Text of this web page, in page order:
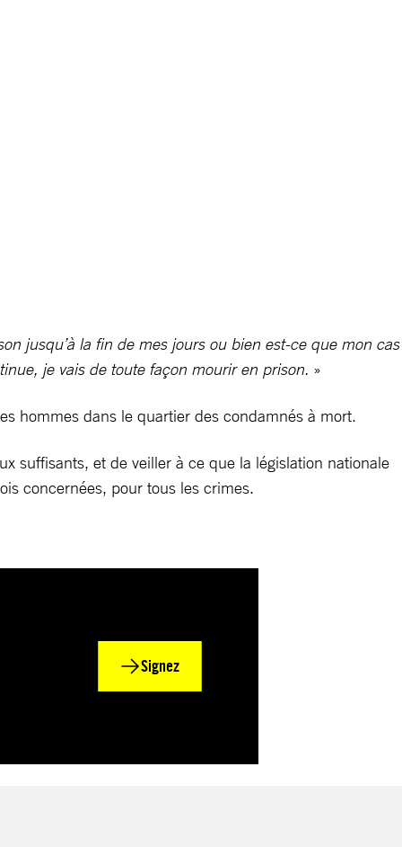
jusqu’à la fin de mes jours ou bien est-ce que mon cas
je vais de toute façon mourir en prison. »
hommes dans le quartier des condamnés à mort.
suffisants, et de veiller à ce que la législation nationale
concernées, pour tous les crimes.
Signez